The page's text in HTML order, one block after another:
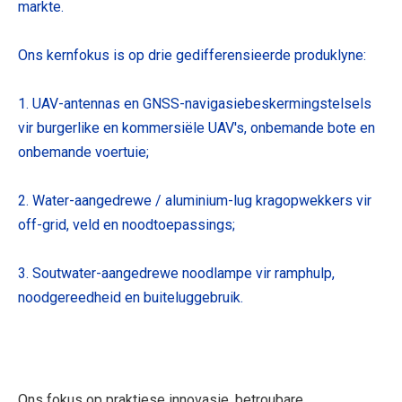
markte.
Ons kernfokus is op drie gedifferensieerde produklyne:
1. UAV-antennas en GNSS-navigasiebeskermingstelsels
vir burgerlike en kommersiële UAV's, onbemande bote en
onbemande voertuie;
2. Water-aangedrewe / aluminium-lug kragopwekkers vir
off-grid, veld en noodtoepassings;
3. Soutwater-aangedrewe noodlampe vir ramphulp,
noodgereedheid en buiteluggebruik.